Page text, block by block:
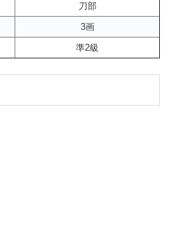
刀部
3画
準2級